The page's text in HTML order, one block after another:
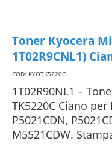
Toner Kyocera
1T02R9CNL1)
COD: KYOTK5220C.
1T02R90NL1 –
TK5220C Ciano
P5021CDN,
M5521CDW.